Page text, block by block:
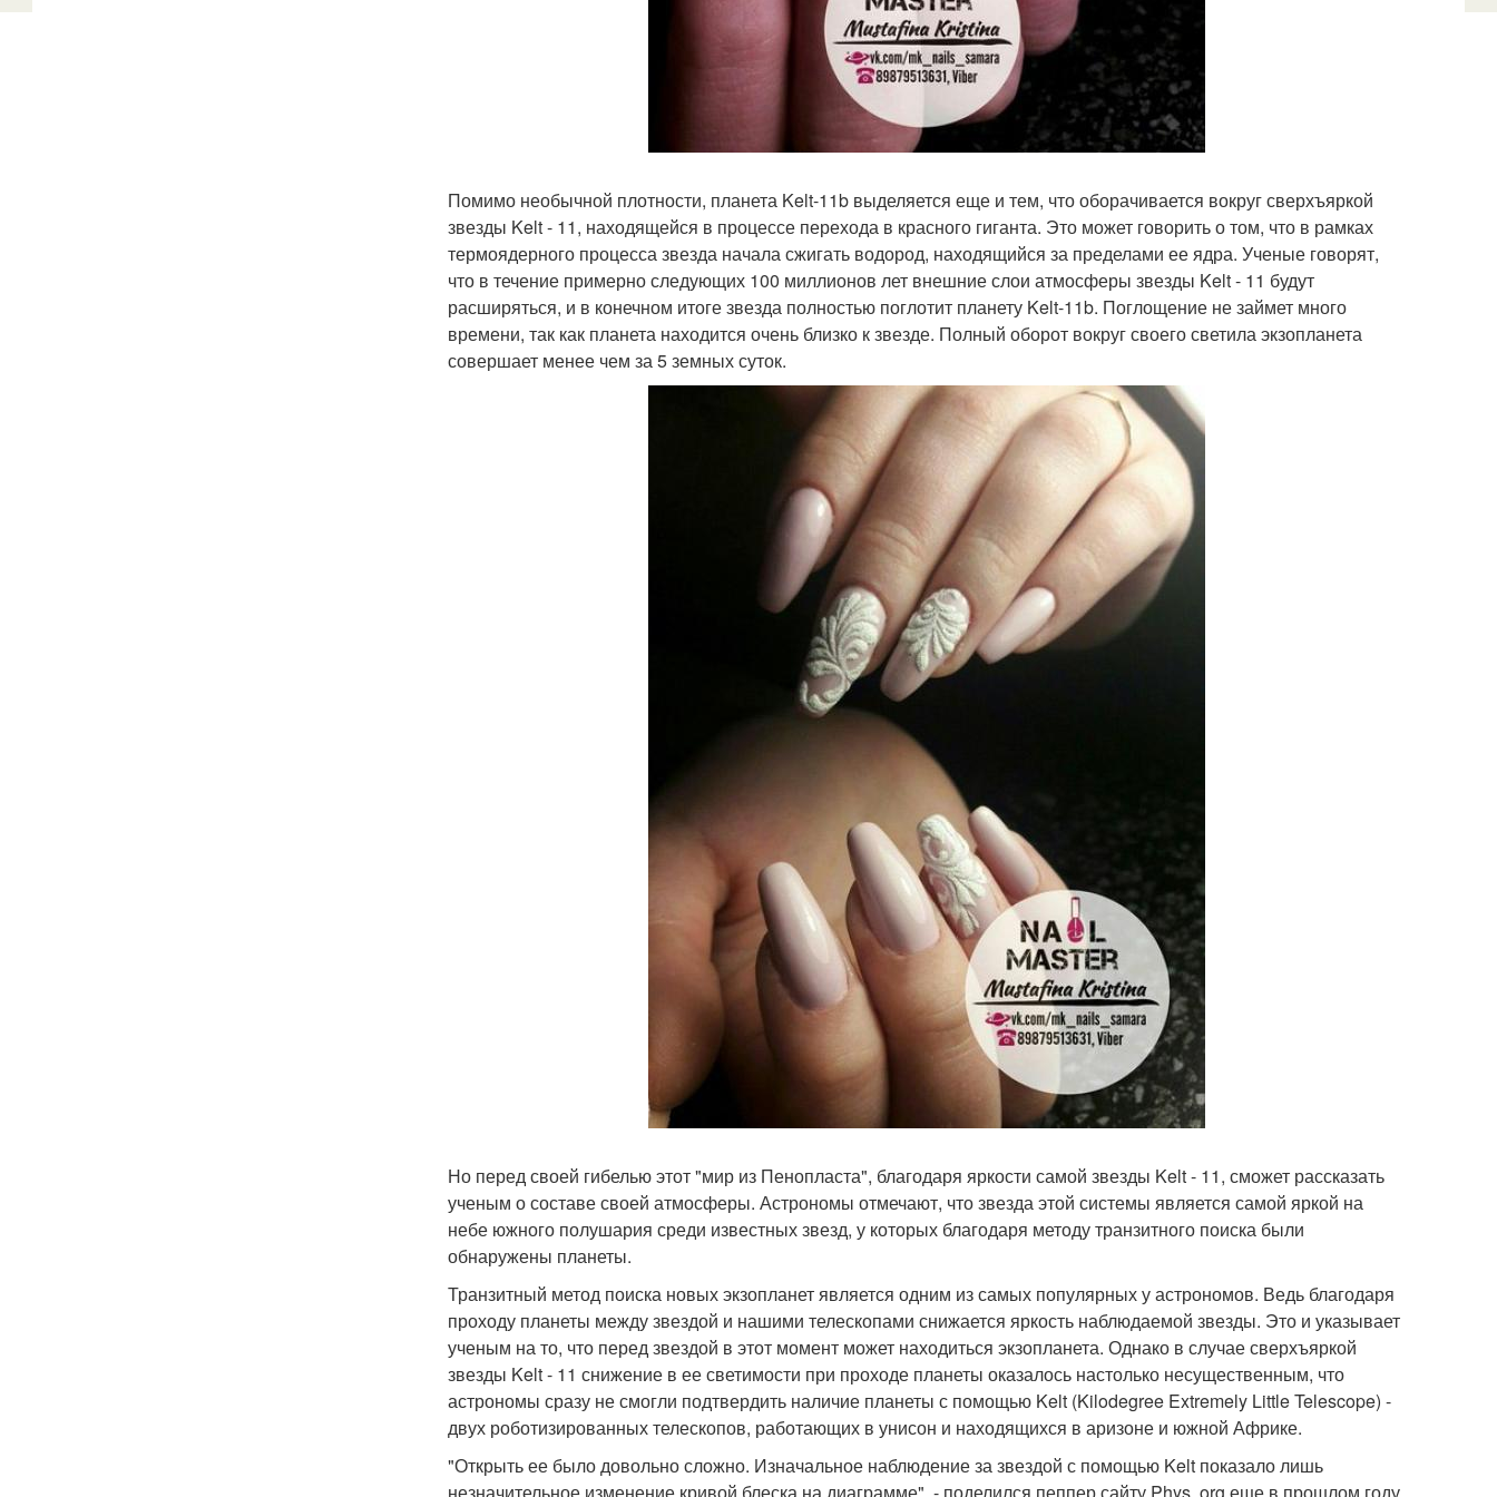
Помимо необычной плотности, планета Kelt-11b выделяется еще и тем, что оборачивается вокруг сверхъяркой
звезды Kelt - 11, находящейся в процессе перехода в красного гиганта. Это может говорить о том, что в рамках
термоядерного процесса звезда начала сжигать водород, находящийся за пределами ее ядра. Ученые говорят,
что в течение примерно следующих 100 миллионов лет внешние слои атмосферы звезды Kelt - 11 будут
расширяться, и в конечном итоге звезда полностью поглотит планету Kelt-11b. Поглощение не займет много
времени, так как планета находится очень близко к звезде. Полный оборот вокруг своего светила экзопланета
совершает менее чем за 5 земных суток.
Но перед своей гибелью этот "мир из Пенопласта", благодаря яркости самой звезды Kelt - 11, сможет рассказать
ученым о составе своей атмосферы. Астрономы отмечают, что звезда этой системы является самой яркой на
небе южного полушария среди известных звезд, у которых благодаря методу транзитного поиска были
обнаружены планеты.
Транзитный метод поиска новых экзопланет является одним из самых популярных у астрономов. Ведь благодаря
проходу планеты между звездой и нашими телескопами снижается яркость наблюдаемой звезды. Это и указывает
ученым на то, что перед звездой в этот момент может находиться экзопланета. Однако в случае сверхъяркой
звезды Kelt - 11 снижение в ее светимости при проходе планеты оказалось настолько несущественным, что
астрономы сразу не смогли подтвердить наличие планеты с помощью Kelt (Kilodegree Extremely Little Telescope) -
двух роботизированных телескопов, работающих в унисон и находящихся в аризоне и южной Африке.
"Открыть ее было довольно сложно. Изначальное наблюдение за звездой с помощью Kelt показало лишь